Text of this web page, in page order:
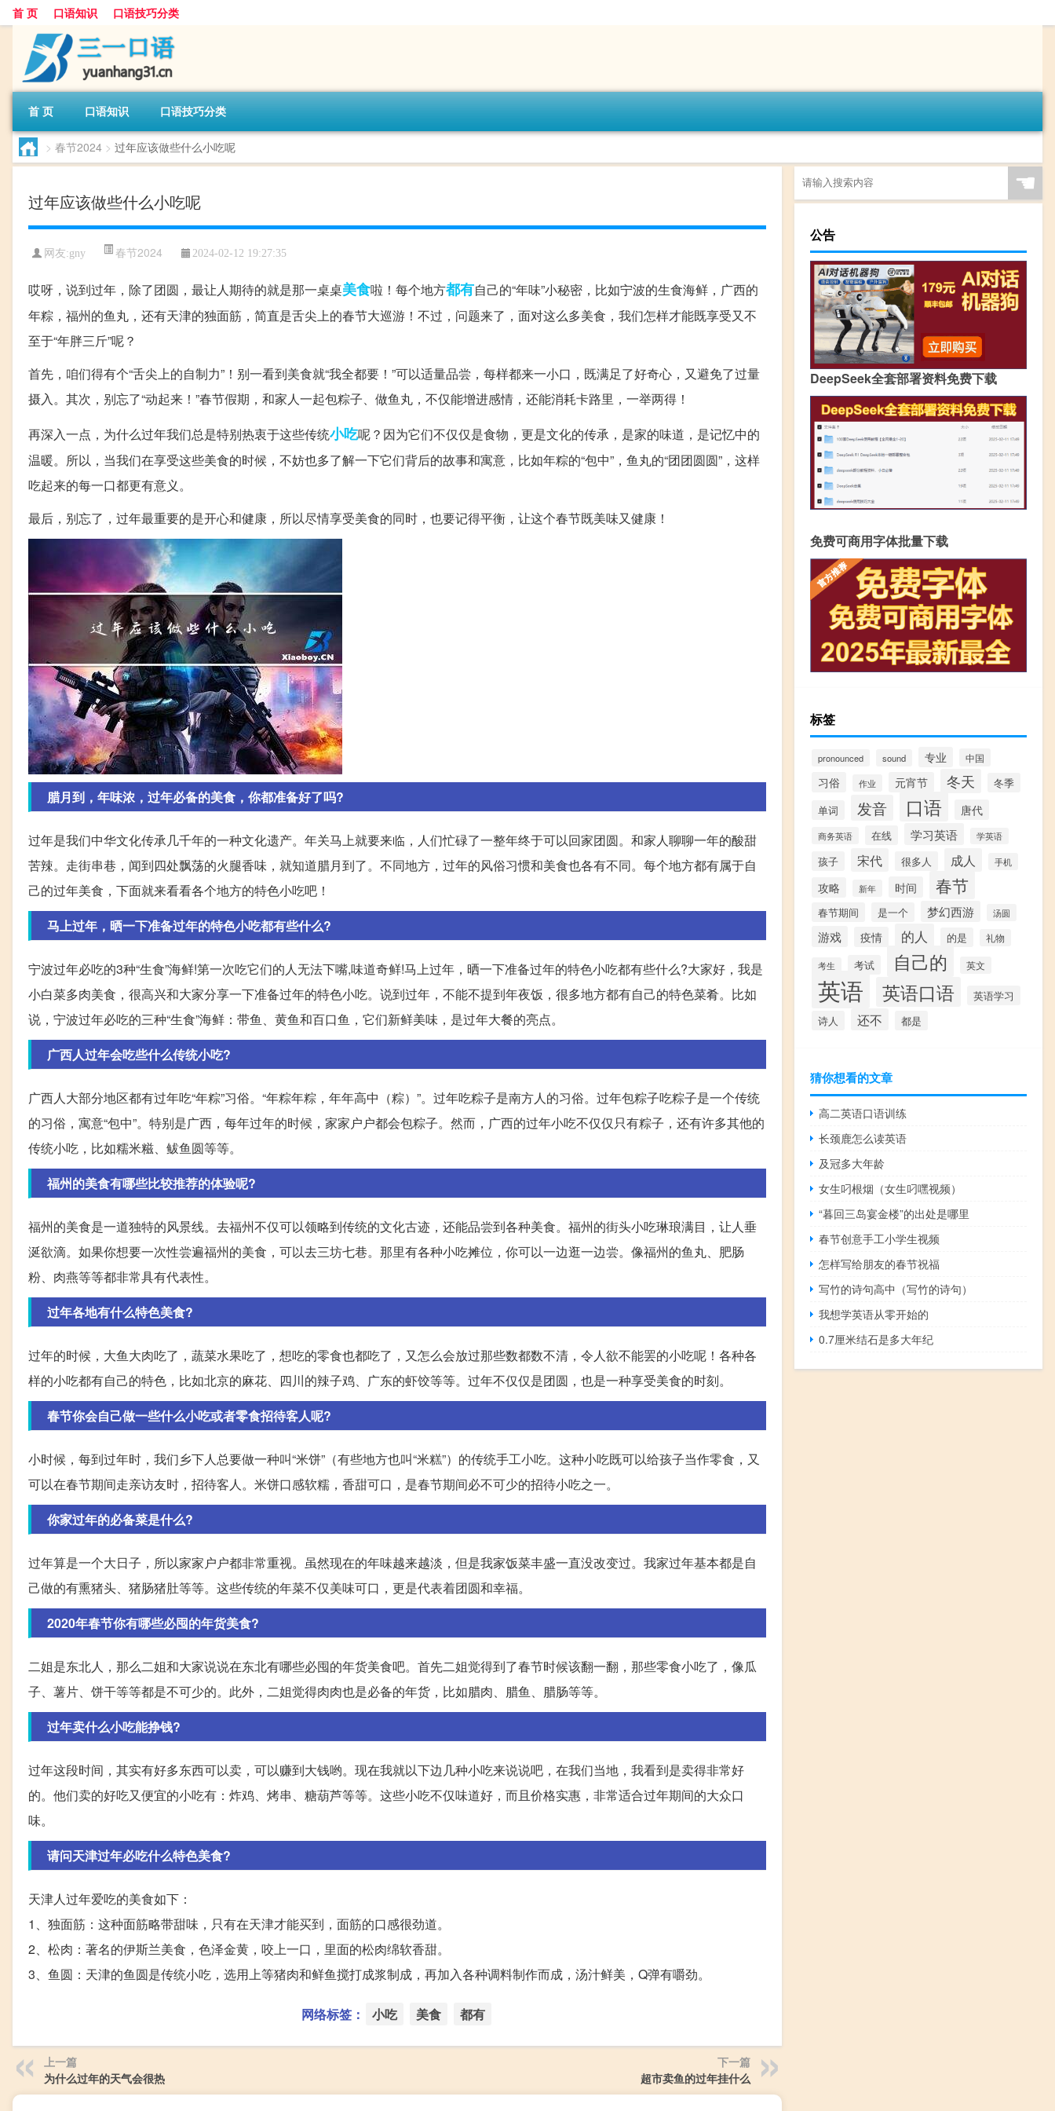
首 页 口语知识 口语技巧分类
首 页 口语知识 口语技巧分类
> 春节2024 > 过年应该做些什么小吃呢
过年应该做些什么小吃呢
网友:gny 春节2024 2024-02-12 19:27:35
哎呀，说到过年，除了团圆，最让人期待的就是那一桌桌美食啦！每个地方都有自己的“年味”小秘密，比如宁波的生食海鲜，广西的
年粽，福州的鱼丸，还有天津的独面筋，简直是舌尖上的春节大巡游！不过，问题来了，面对这么多美食，我们怎样才能既享受又不
至于“年胖三斤”呢？
首先，咱们得有个“舌尖上的自制力”！别一看到美食就“我全都要！”可以适量品尝，每样都来一小口，既满足了好奇心，又避免了过量
摄入。其次，别忘了“动起来！”春节假期，和家人一起包粽子、做鱼丸，不仅能增进感情，还能消耗卡路里，一举两得！
再深入一点，为什么过年我们总是特别热衷于这些传统小吃呢？因为它们不仅仅是食物，更是文化的传承，是家的味道，是记忆中的
温暖。所以，当我们在享受这些美食的时候，不妨也多了解一下它们背后的故事和寓意，比如年粽的“包中”，鱼丸的“团团圆圆”，这样
吃起来的每一口都更有意义。
最后，别忘了，过年最重要的是开心和健康，所以尽情享受美食的同时，也要记得平衡，让这个春节既美味又健康！
腊月到，年味浓，过年必备的美食，你都准备好了吗?
过年是我们中华文化传承几千年的一种文化遗产。年关马上就要来临，人们忙碌了一整年终于可以回家团圆。和家人聊聊一年的酸甜
苦辣。走街串巷，闻到四处飘荡的火腿香味，就知道腊月到了。不同地方，过年的风俗习惯和美食也各有不同。每个地方都有属于自
己的过年美食，下面就来看看各个地方的特色小吃吧！
马上过年，晒一下准备过年的特色小吃都有些什么?
宁波过年必吃的3种“生食”海鲜!第一次吃它们的人无法下嘴,味道奇鲜!马上过年，晒一下准备过年的特色小吃都有些什么?大家好，我是
小白菜多肉美食，很高兴和大家分享一下准备过年的特色小吃。说到过年，不能不提到年夜饭，很多地方都有自己的特色菜肴。比如
说，宁波过年必吃的三种“生食”海鲜：带鱼、黄鱼和百口鱼，它们新鲜美味，是过年大餐的亮点。
广西人过年会吃些什么传统小吃?
广西人大部分地区都有过年吃“年粽”习俗。“年粽年粽，年年高中（粽）”。过年吃粽子是南方人的习俗。过年包粽子吃粽子是一个传统
的习俗，寓意“包中”。特别是广西，每年过年的时候，家家户户都会包粽子。然而，广西的过年小吃不仅仅只有粽子，还有许多其他的
传统小吃，比如糯米糍、鲅鱼圆等等。
福州的美食有哪些比较推荐的体验呢?
福州的美食是一道独特的风景线。去福州不仅可以领略到传统的文化古迹，还能品尝到各种美食。福州的街头小吃琳琅满目，让人垂
涎欲滴。如果你想要一次性尝遍福州的美食，可以去三坊七巷。那里有各种小吃摊位，你可以一边逛一边尝。像福州的鱼丸、肥肠
粉、肉燕等等都非常具有代表性。
过年各地有什么特色美食?
过年的时候，大鱼大肉吃了，蔬菜水果吃了，想吃的零食也都吃了，又怎么会放过那些数都数不清，令人欲不能罢的小吃呢！各种各
样的小吃都有自己的特色，比如北京的麻花、四川的辣子鸡、广东的虾饺等等。过年不仅仅是团圆，也是一种享受美食的时刻。
春节你会自己做一些什么小吃或者零食招待客人呢?
小时候，每到过年时，我们乡下人总要做一种叫“米饼”（有些地方也叫“米糕”）的传统手工小吃。这种小吃既可以给孩子当作零食，又
可以在春节期间走亲访友时，招待客人。米饼口感软糯，香甜可口，是春节期间必不可少的招待小吃之一。
你家过年的必备菜是什么?
过年算是一个大日子，所以家家户户都非常重视。虽然现在的年味越来越淡，但是我家饭菜丰盛一直没改变过。我家过年基本都是自
己做的有熏猪头、猪肠猪肚等等。这些传统的年菜不仅美味可口，更是代表着团圆和幸福。
2020年春节你有哪些必囤的年货美食?
二姐是东北人，那么二姐和大家说说在东北有哪些必囤的年货美食吧。首先二姐觉得到了春节时候该翻一翻，那些零食小吃了，像瓜
子、薯片、饼干等等都是不可少的。此外，二姐觉得肉肉也是必备的年货，比如腊肉、腊鱼、腊肠等等。
过年卖什么小吃能挣钱?
过年这段时间，其实有好多东西可以卖，可以赚到大钱哟。现在我就以下边几种小吃来说说吧，在我们当地，我看到是卖得非常好
的。他们卖的好吃又便宜的小吃有：炸鸡、烤串、糖葫芦等等。这些小吃不仅味道好，而且价格实惠，非常适合过年期间的大众口
味。
请问天津过年必吃什么特色美食?
天津人过年爱吃的美食如下：
1、独面筋：这种面筋略带甜味，只有在天津才能买到，面筋的口感很劲道。
2、松肉：著名的伊斯兰美食，色泽金黄，咬上一口，里面的松肉绵软香甜。
3、鱼圆：天津的鱼圆是传统小吃，选用上等猪肉和鲜鱼搅打成浆制成，再加入各种调料制作而成，汤汁鲜美，Q弹有嚼劲。
网络标签： 小吃 美食 都有
上一篇
为什么过年的天气会很热
下一篇
超市卖鱼的过年挂什么
☚
公告
DeepSeek全套部署资料免费下载
免费可商用字体批量下载
标签
pronounced sound 专业 中国
习俗 作业 元宵节 冬天
冬季
单词
发音 口语 唐代
商务英语 在线 学习英语 学英语
孩子 宋代 很多人 成人 手机
攻略 新年 时间 春节
春节期间 是一个 梦幻西游 汤圆
游戏 疫情 的人 的是 礼物
考生 考试 自己的 英文
英语 英语口语
英语学习
诗人
还不 都是
猜你想看的文章
高二英语口语训练
长颈鹿怎么读英语
及冠多大年龄
女生叼根烟（女生叼嘿视频）
“暮回三岛宴金楼”的出处是哪里
春节创意手工小学生视频
怎样写给朋友的春节祝福
写竹的诗句高中（写竹的诗句）
我想学英语从零开始的
0.7厘米结石是多大年纪